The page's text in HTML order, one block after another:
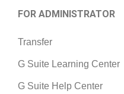
FOR ADMINISTRATOR
Transfer
G Suite Learning Center
G Suite Help Center